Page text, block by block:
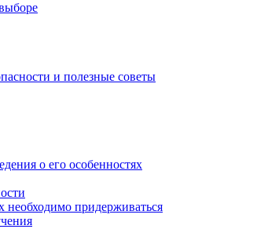
и полезные советы
о его особенностях
необходимо придерживаться